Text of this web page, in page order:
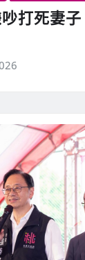
打死妻